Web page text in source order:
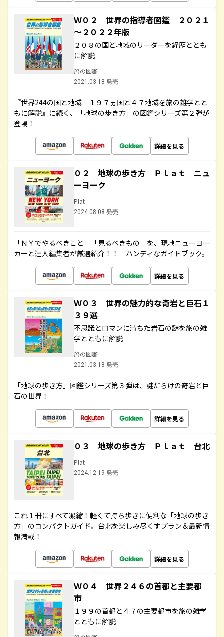
Ｗ０２ 世界の指導者図鑑 ２０２１
～２０２２年版
２０８の国と地域のリーダーを経歴ととも
に解説
旅の図鑑
2021.03.18 発売
『世界244の国と地域 １９７ヵ国と４７地域を旅の雑学とと
もに解説』に続く、「地球の歩き方」の図鑑シリーズ第２弾が
登場！
詳細を見る
０２ 地球の歩き方 Ｐｌａｔ ニュ
ーヨーク
Plat
2024.08.08 発売
「ＮＹでやるべきこと」「見るべきもの」を、現地ニューヨー
カーと達人編集者が厳選紹介！！ ハンディなガイドブック。
詳細を見る
Ｗ０３ 世界の魅力的な奇岩と巨石１
３９選
不思議とロマンに満ちた岩石の謎を旅の雑
学とともに解説
旅の図鑑
2021.03.18 発売
「地球の歩き方」図鑑シリーズ第３弾は、謎だらけの奇岩と巨
石の世界！
詳細を見る
０３ 地球の歩き方 Ｐｌａｔ 台北
Plat
2024.12.19 発売
これ１冊にすべて凝縮！軽くて持ち歩きに便利な「地球の歩き
方」のコンパクトガイド。台北を楽しみ尽くすプラン＆最新情
報満載！
詳細を見る
Ｗ０４ 世界２４６の首都と主要都
市
１９９の首都と４７の主要都市を旅の雑学
とともに解説